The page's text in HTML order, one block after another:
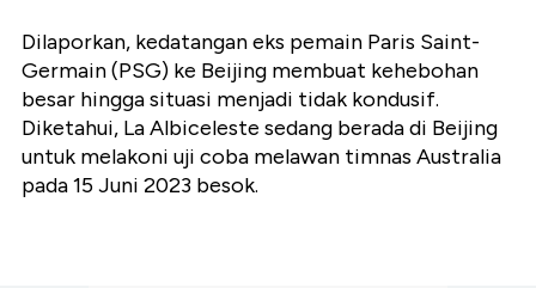
Dilaporkan, kedatangan eks pemain Paris Saint-
Germain (PSG) ke Beijing membuat kehebohan
besar hingga situasi menjadi tidak kondusif.
Diketahui, La Albiceleste sedang berada di Beijing
untuk melakoni uji coba melawan timnas Australia
pada 15 Juni 2023 besok.